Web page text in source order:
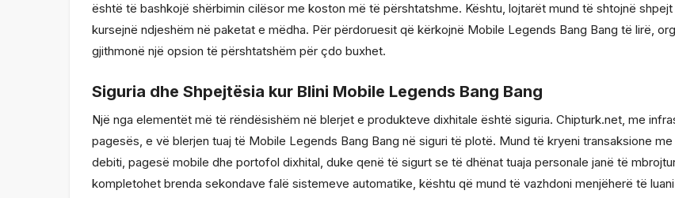
është të bashkojë shërbimin cilësor me koston më të përshtatshme. Kështu, lojtarët mund të shtojnë
kursejnë ndjeshëm në paketat e mëdha. Për përdoruesit që kërkojnë Mobile Legends Bang Bang të lirë,
gjithmonë një opsion të përshtatshëm për çdo buxhet.
Siguria dhe Shpejtësia kur Blini Mobile Legends Bang Bang
Një nga elementët më të rëndësishëm në blerjet e produkteve dixhitale është siguria. Chipturk.net, me
pagesës, e vë blerjen tuaj të Mobile Legends Bang Bang në siguri të plotë. Mund të kryeni transaksione
debiti, pagesë mobile dhe portofol dixhital, duke qenë të sigurt se të dhënat tuaja personale janë të
kompletohet brenda sekondave falë sistemeve automatike, kështu që mund të vazhdoni menjëherë të